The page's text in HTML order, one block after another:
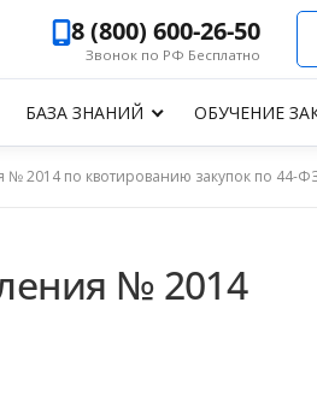
8 (800) 600-26-50
Звонок по РФ Бесплатно
БАЗА ЗНАНИЙ ОБУЧЕНИЕ
2014 по квотированию закупок по 44-
№ 2014